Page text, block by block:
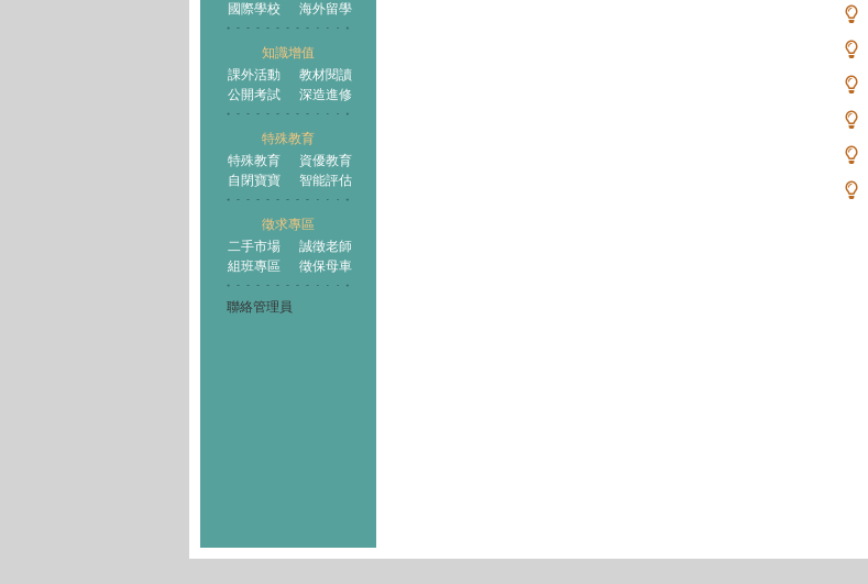
國際學校
海外留學
知識增值
課外活動
教材閱讀
公開考試
深造進修
特殊教育
特殊教育
資優教育
自閉寶寶
智能評估
徵求專區
二手市場
誠徵老師
組班專區
徵保母車
聯絡管理員